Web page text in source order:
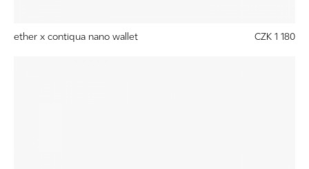
ether x contiqua nano wallet CZK 1 180